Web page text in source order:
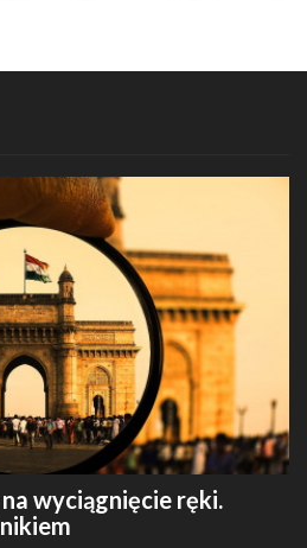
wyciągnięcie ręki.